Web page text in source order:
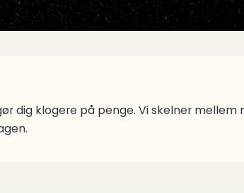
dig klogere på penge. Vi skelner